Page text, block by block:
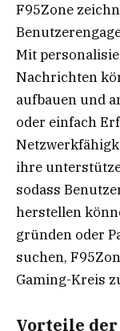
F95Zone
Mit
Nachrichten
aufbauen und
oder einfach
ihre
sodass
herstellen
gründen oder
suchen,
Gaming-Kreis
Vorteile